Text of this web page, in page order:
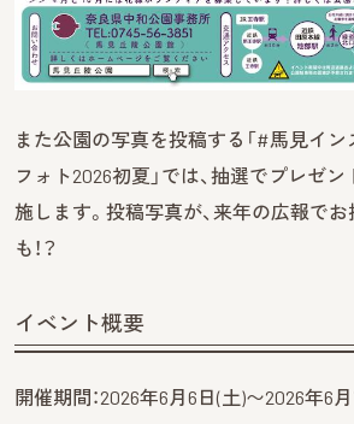
また公園の写真を投稿する「#馬見イ
フォト2026初夏」では、抽選でプレゼ
施します。投稿写真が、来年の広報で
も！？
イベント概要
開催期間：2026年6月6日(土)〜2026年6